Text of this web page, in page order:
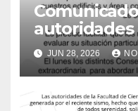
autoridades
Ciencias
JUN 28, 2026